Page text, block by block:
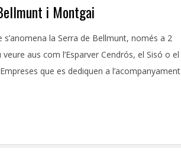
i Montgai
la Serra de Bellmunt, només a 2
aus com l’Esparver Cendrós, el Sisó o el
que es dediquen a l’acompanyament